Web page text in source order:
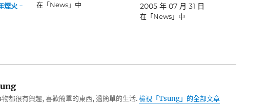
煙火 - 在「News」中 2005 年 07 月 31 日
在「News」中
都很有興趣, 喜歡簡單的東西, 過簡單的生活.檢視「Tsung」的全部文章